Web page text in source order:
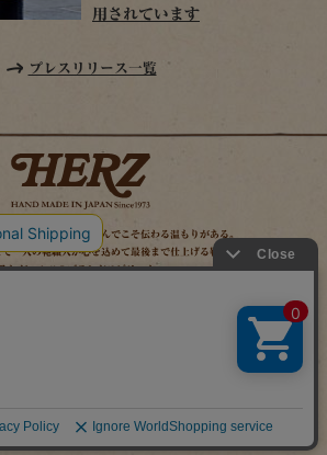
用されています
プレスリリース一覧
わいがある。使い込んでこそ伝わる温もりがある。
一人の鞄職人が心を込めて最後まで仕上げる鞄作り。
れがヘルツのブランドスピリット。